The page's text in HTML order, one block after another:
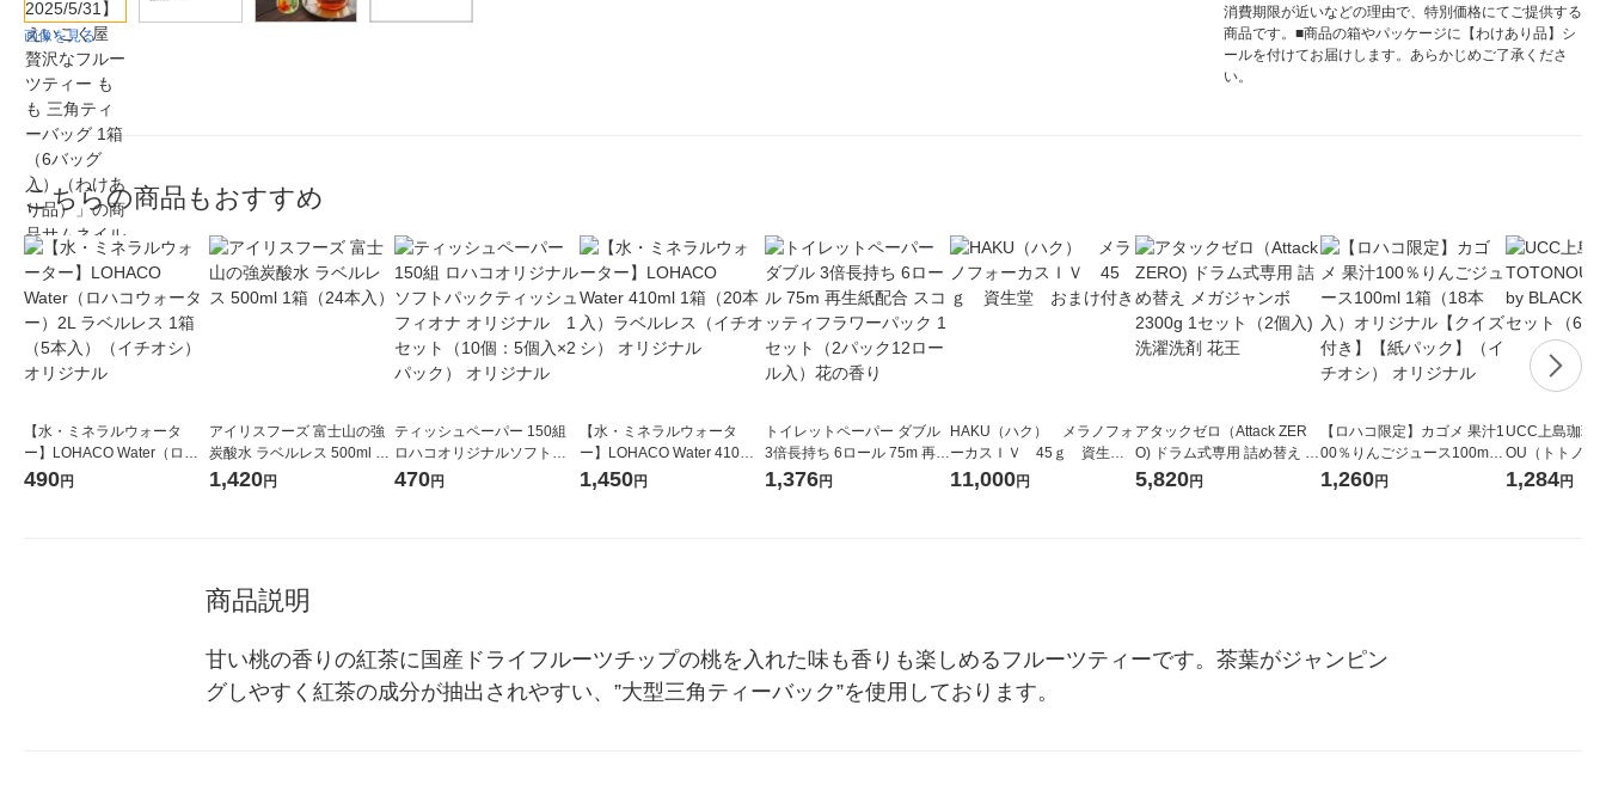
画像を見る
消費期限が近いなどの理由で、特別価格にてご提供する
商品です。■商品の箱やパッケージに【わけあり品】シ
ールを付けてお届けします。あらかじめご了承くださ
い。
こちらの商品もおすすめ
【水・ミネラルウォータ
ー】LOHACO Water（ロハ
コウォーター）2L ラベルレ
490円
アイリスフーズ 富士山の強
炭酸水 ラベルレス 500ml 1
箱（24本入）
1,420円
ティッシュペーパー 150組
ロハコオリジナルソフトパ
ックティッシュ フィオナ オ
470円
【水・ミネラルウォータ
ー】LOHACO Water 410ml
1箱（20本入）ラベルレス
1,450円
トイレットペーパー ダブル
3倍長持ち 6ロール 75m 再生
紙配合 スコッティフラワー
1,376円
HAKU（ハク） メラノフォ
ーカスＩＶ 45ｇ 資生
堂 おまけ付き
11,000円
アタックゼロ（Attack ZER
O) ドラム式専用 詰め替え メ
ガジャンボ 2300g 1セット
5,820円
【ロハコ限定】カゴメ 果汁1
00％りんごジュース100ml 1
箱（18本入）オリジナル
1,260円
UCC上島珈琲
OU（トトノウ
無糖 500ml 1
1,284円
商品説明
甘い桃の香りの紅茶に国産ドライフルーツチップの桃を入れた味も香りも楽しめるフルーツティーです。茶葉がジャンピン
グしやすく紅茶の成分が抽出されやすい、”大型三角ティーバック”を使用しております。